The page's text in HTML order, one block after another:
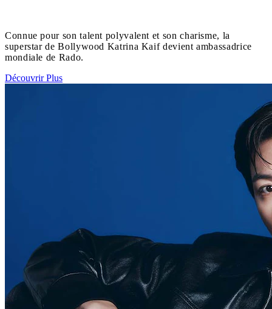
Connue pour son talent polyvalent et son charisme, la
superstar de Bollywood Katrina Kaif devient ambassadrice
mondiale de Rado.
Découvrir Plus